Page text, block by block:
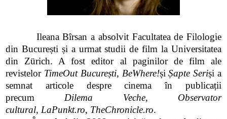
Ileana Bîrsan a absolvit Facultatea de Filologie
din București și a urmat studii de film la Universitatea
din Zürich. A fost editor al paginilor de film ale
revistelor TimeOut București, BeWhere!șiȘapte Seriși a
semnat articole despre cinema în publicații
precum Dilema Veche, Observator
cultural, LaPunkt.ro, TheChronicle.ro.